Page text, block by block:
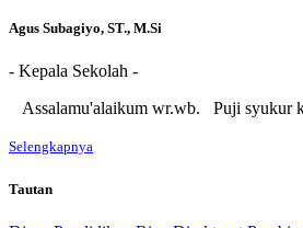
Agus Subagiyo, ST., M.Si
- Kepala Sekolah -
Assalamu'alaikum wr.wb. Puji syukur
Selengkapnya
Tautan